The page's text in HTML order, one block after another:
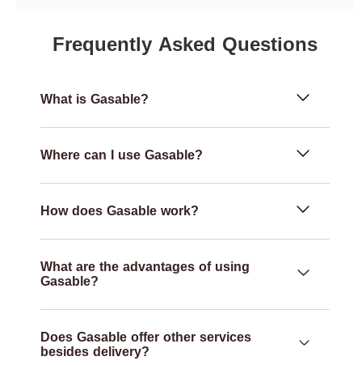
Frequently Asked Questions
What is Gasable?
Where can I use Gasable?
How does Gasable work?
What are the advantages of using
Gasable?
Does Gasable offer other services
besides delivery?